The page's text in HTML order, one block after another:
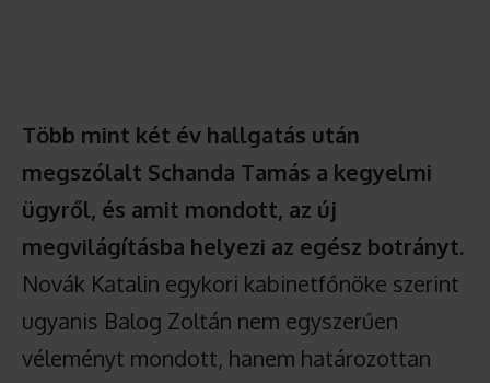
Több mint két év hallgatás után
megszólalt Schanda Tamás a kegyelmi
ügyről, és amit mondott, az új
megvilágításba helyezi az egész botrányt.
Novák Katalin egykori kabinetfőnöke szerint
ugyanis Balog Zoltán nem egyszerűen
véleményt mondott, hanem határozottan